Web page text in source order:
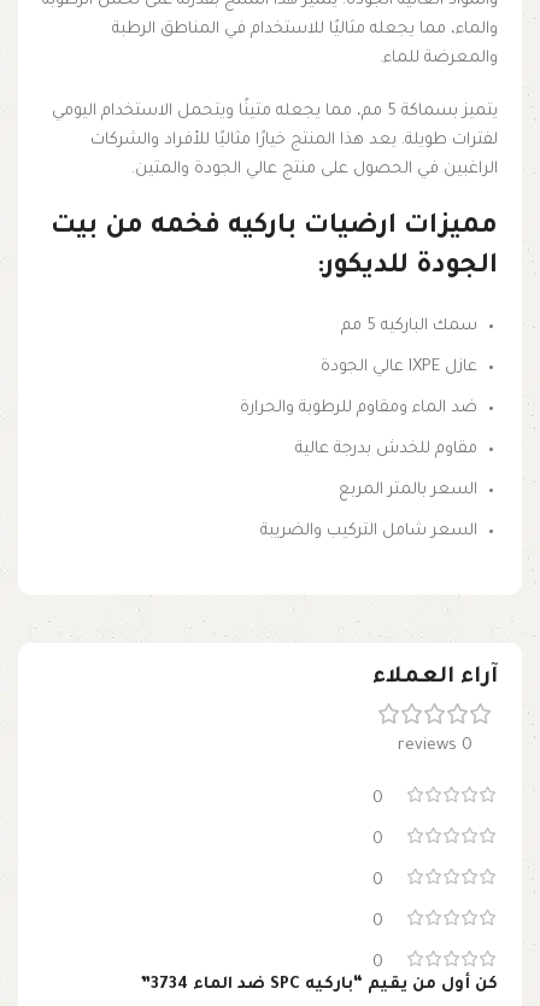
والماء، مما يجعله مثاليًا للاستخدام في المناطق الرطبة
والمعرضة للماء.
يتميز بسماكة 5 مم، مما يجعله متينًا ويتحمل الاستخدام اليومي
لفترات طويلة. يعد هذا المنتج خيارًا مثاليًا للأفراد والشركات
الراغبين في الحصول على منتج عالي الجودة والمتين.
مميزات ارضيات باركيه فخمه من بيت
الجودة للديكور:
سمك الباركيه 5 مم
عازل IXPE عالي الجودة
ضد الماء ومقاوم للرطوبة والحرارة
مقاوم للخدش بدرجة عالية
السعر بالمتر المربع
السعر شامل التركيب والضريبة
آراء العملاء
0 reviews
0
0
0
0
0
كن أول من يقيم “باركيه SPC ضد الماء 3734”